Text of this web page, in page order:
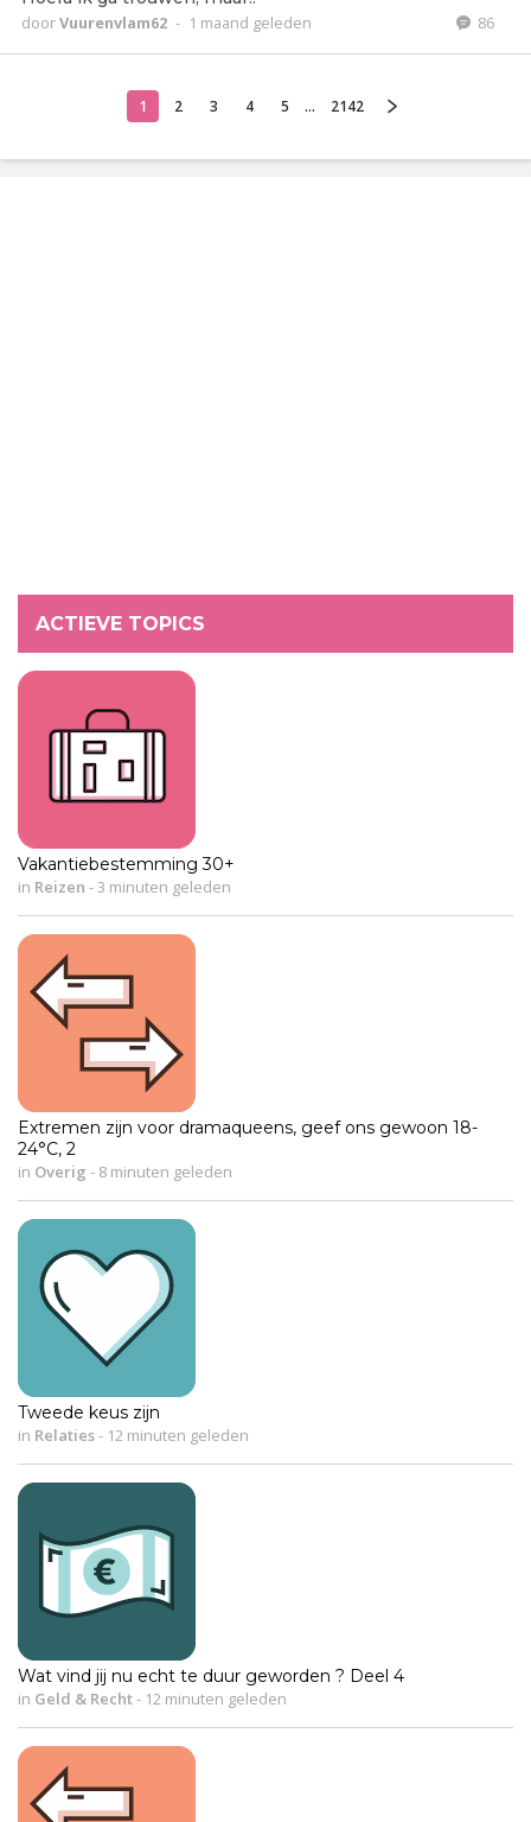
doorVuurenvlam62 - 1 maand geleden 86
1 2 3 4 5 ... 2142
ACTIEVE TOPICS
Vakantiebestemming 30+
in Reizen - 3 minuten geleden
Extremen zijn voor dramaqueens, geef ons gewoon 18-
24°C, 2
in Overig - 8 minuten geleden
Tweede keus zijn
in Relaties- 12 minuten geleden
Wat vind jij nu echt te duur geworden ? Deel 4
in Geld & Recht- 12 minuten geleden